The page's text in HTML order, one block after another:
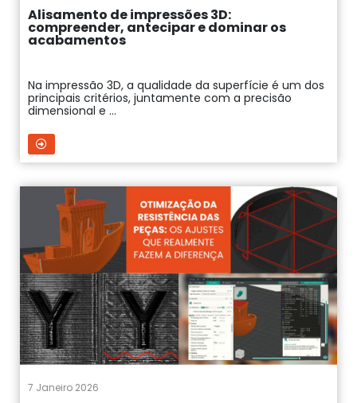
Alisamento de impressões 3D:
compreender, antecipar e dominar os
acabamentos
Na impressão 3D, a qualidade da superfície é um dos
principais critérios, juntamente com a precisão
dimensional e ...
7 Janeiro 2026